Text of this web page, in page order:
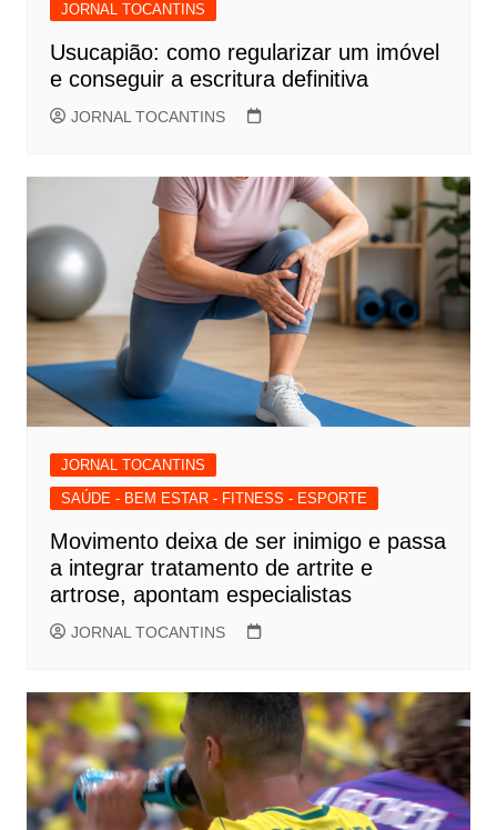
JORNAL TOCANTINS
Usucapião: como regularizar um imóvel
e conseguir a escritura definitiva
JORNAL TOCANTINS
JORNAL TOCANTINS
SAÚDE - BEM ESTAR - FITNESS - ESPORTE
Movimento deixa de ser inimigo e passa
a integrar tratamento de artrite e
artrose, apontam especialistas
JORNAL TOCANTINS